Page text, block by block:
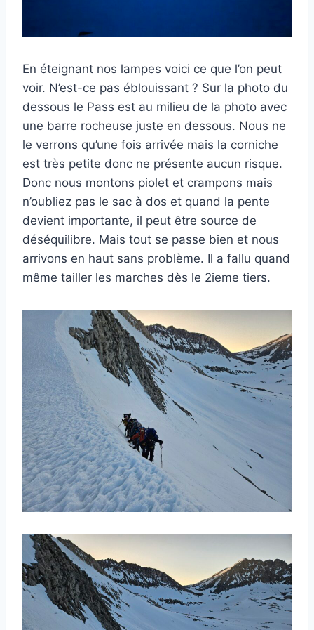
En éteignant nos lampes voici ce que l’on peut
voir. N’est-ce pas éblouissant ? Sur la photo du
dessous le Pass est au milieu de la photo avec
une barre rocheuse juste en dessous. Nous ne
le verrons qu’une fois arrivée mais la corniche
est très petite donc ne présente aucun risque.
Donc nous montons piolet et crampons mais
n’oubliez pas le sac à dos et quand la pente
devient importante, il peut être source de
déséquilibre. Mais tout se passe bien et nous
arrivons en haut sans problème. Il a fallu quand
même tailler les marches dès le 2ieme tiers.